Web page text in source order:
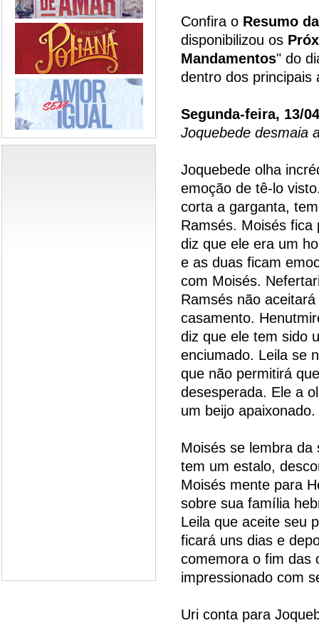
Confira o Resumo
disponibilizou os
Mandamentos" do
dentro dos principais
Segunda-feira, 13/
Joquebede desmaia
Joquebede olha
emoção de tê-lo
corta a garganta,
Ramsés. Moisés
diz que ele era um
e as duas ficam
com Moisés.
Ramsés não
casamento.
diz que ele tem sido
enciumado. Leila se
que não permitirá
desesperada. Ele a
um beijo apaixonado.
Moisés se lembra
tem um estalo,
Moisés mente para
sobre sua família
Leila que aceite seu
ficará uns dias e
comemora o fim das
impressionado com
Uri conta para